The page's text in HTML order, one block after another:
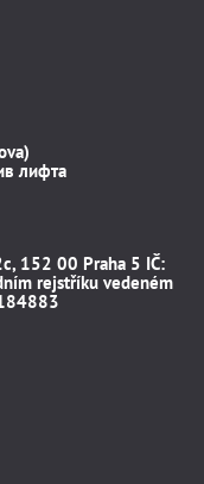
лифта
152 00 Praha 5 IČ:
rejstříku vedeném